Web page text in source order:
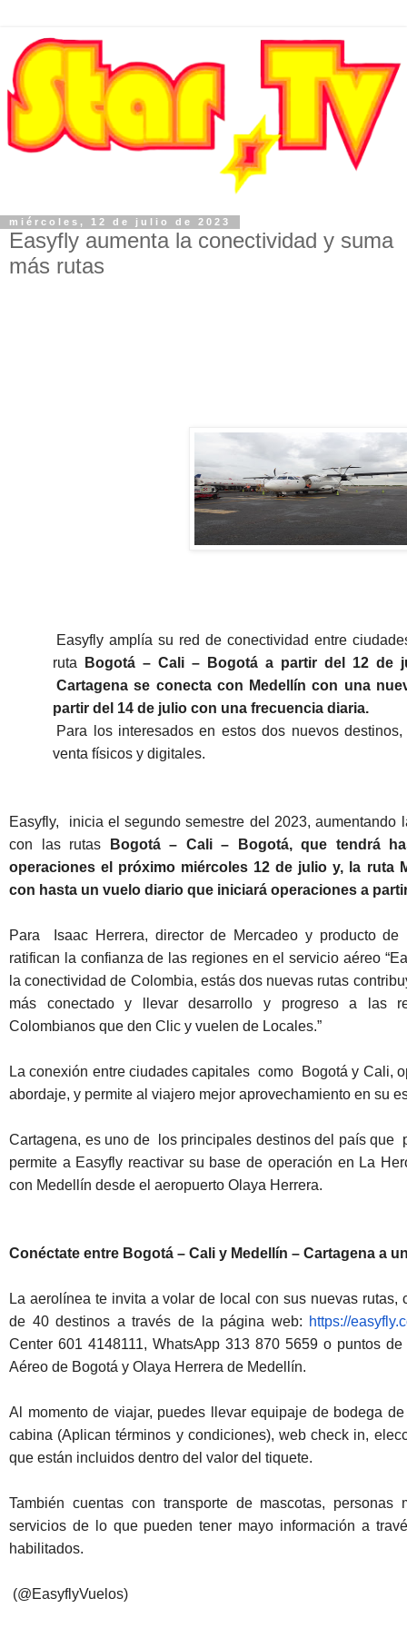
miércoles, 12 de julio de 2023
Easyfly aumenta la conectividad y suma
más rutas
Easyfly amplía su red de conectividad entre
ruta
Bogotá – Cali – Bogotá a partir del 12 de
Cartagena se conecta con Medellín con una
partir del 14 de julio con una frecuencia diaria.
Para los interesados en estos dos nuevos
venta físicos y digitales.
Easyfly, inicia el segundo semestre del 2023, aumentando
con las rutas
Bogotá – Cali – Bogotá, que tendrá
operaciones el próximo miércoles 12 de julio y, la ruta
con hasta un vuelo diario que iniciará operaciones a
Para Isaac Herrera, director de Mercadeo y producto de
ratifican la confianza de las regiones en el servicio aéreo
la conectividad de Colombia, estás dos nuevas rutas
más conectado y llevar desarrollo y progreso a las
Colombianos que den Clic y vuelen de Locales.”
La conexión entre ciudades capitales como Bogotá y Cali,
abordaje, y permite al viajero mejor aprovechamiento en su
Cartagena, es uno de los principales destinos del país que
permite a Easyfly reactivar su base de operación en La
con Medellín desde el aeropuerto Olaya Herrera.
Conéctate entre Bogotá – Cali y Medellín – Cartagena a
La aerolínea te invita a volar de local con sus nuevas rutas,
de 40 destinos a través de la página web: https://
Center 601 4148111, WhatsApp 313 870 5659 o puntos
Aéreo de Bogotá y Olaya Herrera de Medellín.
Al momento de viajar, puedes llevar equipaje de bodega
cabina (Aplican términos y condiciones), web check in,
que están incluidos dentro del valor del tiquete.
También cuentas con transporte de mascotas, personas
servicios de lo que pueden tener mayo información a
habilitados.
(@EasyflyVuelos)